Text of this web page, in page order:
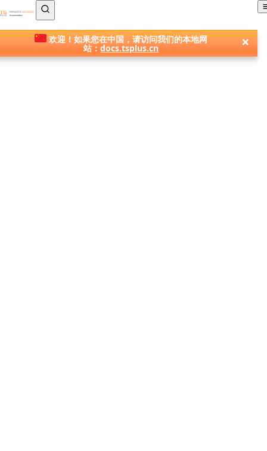
TSplus 文档 ®
欢迎！如果您在中国，请访问我们的本地网
站：docs.tsplus.cn ×